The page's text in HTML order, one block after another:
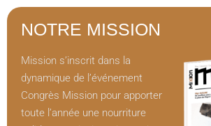
NOTRE MISSION
Mission s’inscrit dans la
dynamique de l’événement
Congrès Mission pour apporter
toute l’année une nourriture